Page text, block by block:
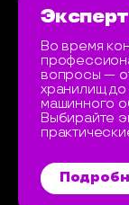
Во время
вопросы —
хранилищ
машинного
Выбирайте